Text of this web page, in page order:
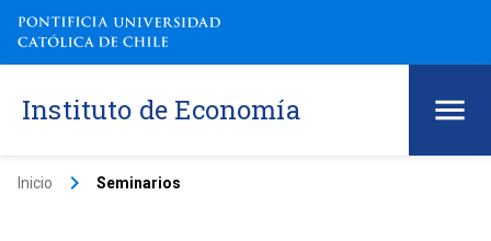
Instituto de Economía
Inicio keyboard_arrow_right Seminarios